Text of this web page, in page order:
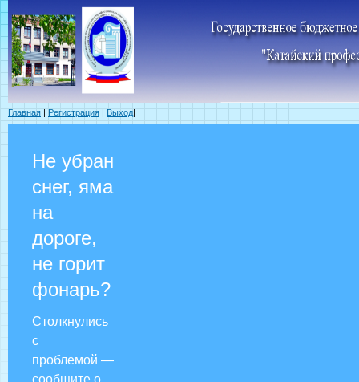
Главная | Регистрация | Выход|
Не убран
снег, яма
на
дороге,
не горит
фонарь?
Столкнулись
с
проблемой —
сообщите о